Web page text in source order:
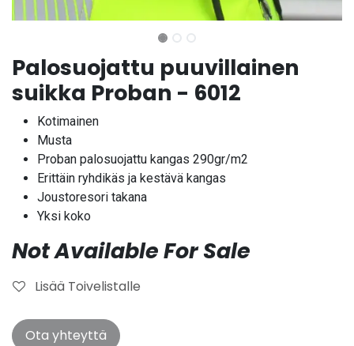
Palosuojattu puuvillainen
suikka Proban - 6012
Kotimainen
Musta
Proban palosuojattu kangas 290gr/m2
Erittäin ryhdikäs ja kestävä kangas
Joustoresori takana
Yksi koko
Not Available For Sale
Lisää Toivelistalle
Ota yhteyttä